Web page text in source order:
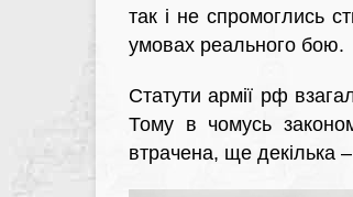
так і не спромоглись
умовах реального бою.
Статути армії рф
Тому в чомусь
втрачена, ще декілька